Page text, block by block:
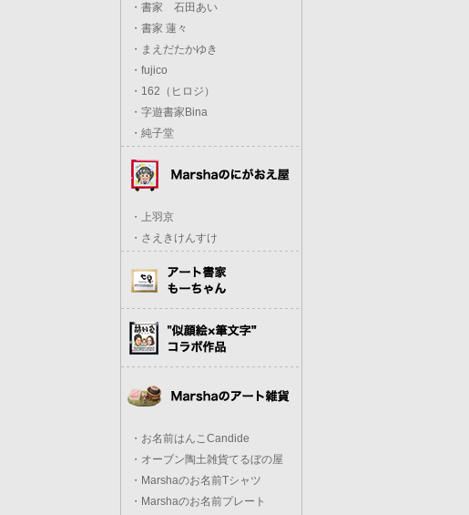
・書家 石田あい
・書家 蓮々
・まえだたかゆき
・fujico
・162（ヒロジ）
・字遊書家Bina
・純子堂
・上羽京
・さえきけんすけ
・お名前はんこCandide
・オーブン陶土雑貨てるぼの屋
・Marshaのお名前Tシャツ
・Marshaのお名前プレート